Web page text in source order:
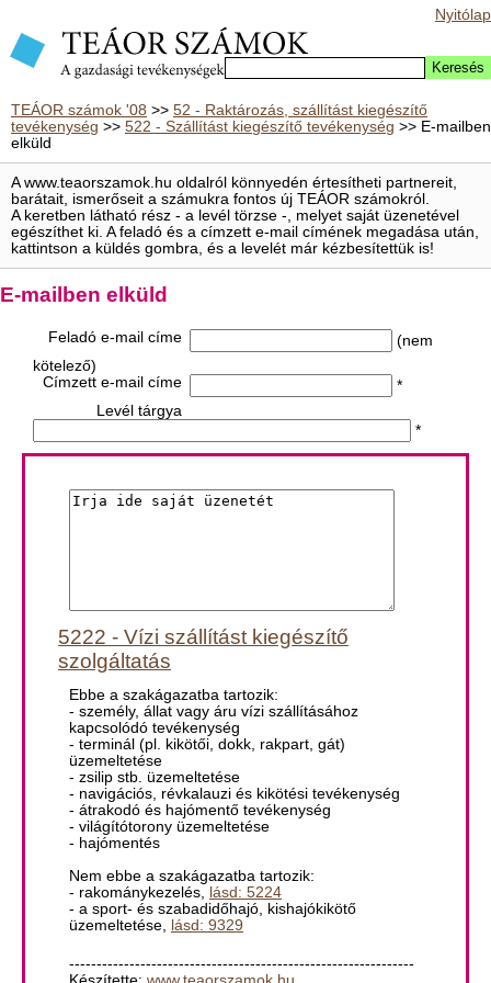
Nyitólap
TEÁOR számok '08 >> 52 - Raktározás, szállítást kiegészítő
tevékenység >> 522 - Szállítást kiegészítő tevékenység >> E-mailben
elküld
A www.teaorszamok.hu oldalról könnyedén értesítheti partnereit,
barátait, ismerőseit a számukra fontos új TEÁOR számokról.
A keretben látható rész - a levél törzse -, melyet saját üzenetével
egészíthet ki. A feladó és a címzett e-mail címének megadása után,
kattintson a küldés gombra, és a levelét már kézbesítettük is!
E-mailben elküld
Feladó e-mail címe
(nem
kötelező)
Címzett e-mail címe
*
Levél tárgya
*
5222 - Vízi szállítást kiegészítő
szolgáltatás
Ebbe a szakágazatba tartozik:
- személy, állat vagy áru vízi szállításához
kapcsolódó tevékenység
- terminál (pl. kikötői, dokk, rakpart, gát)
üzemeltetése
- zsilip stb. üzemeltetése
- navigációs, révkalauzi és kikötési tevékenység
- átrakodó és hajómentő tevékenység
- világítótorony üzemeltetése
- hajómentés
Nem ebbe a szakágazatba tartozik:
- rakománykezelés, lásd: 5224
- a sport- és szabadidőhajó, kishajókikötő
üzemeltetése, lásd: 9329
---------------------------------------------------------------